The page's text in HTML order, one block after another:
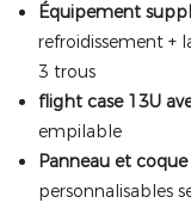
Équipement
refroidissement +
3 trous
flight case 13U
empilable
Panneau et
personnalisables